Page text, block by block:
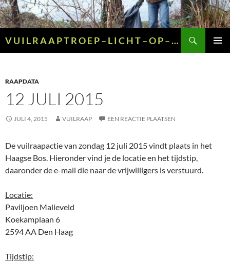
Ga
naar
de
inhoud
V U I L R A A P T R O E P – L I C H T – O P – G R O E N – E N – G E E L
RAAPDATA
12 JULI 2015
JULI 4, 2015 VUILRAAP EEN REACTIE PLAATSEN
De vuilraapactie van zondag 12 juli 2015 vindt plaats in het
Haagse Bos. Hieronder vind je de locatie en het tijdstip,
daaronder de e-mail die naar de vrijwilligers is verstuurd.
Locatie:
Paviljoen Malieveld
Koekamplaan 6
2594 AA Den Haag
Tijdstip: